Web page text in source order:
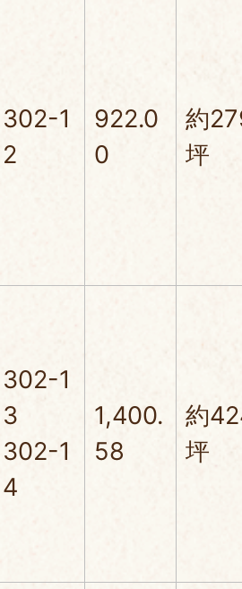
302-1
2
922.0
0
約
坪
302-1
3
302-1
4
1,400.
58
約
坪